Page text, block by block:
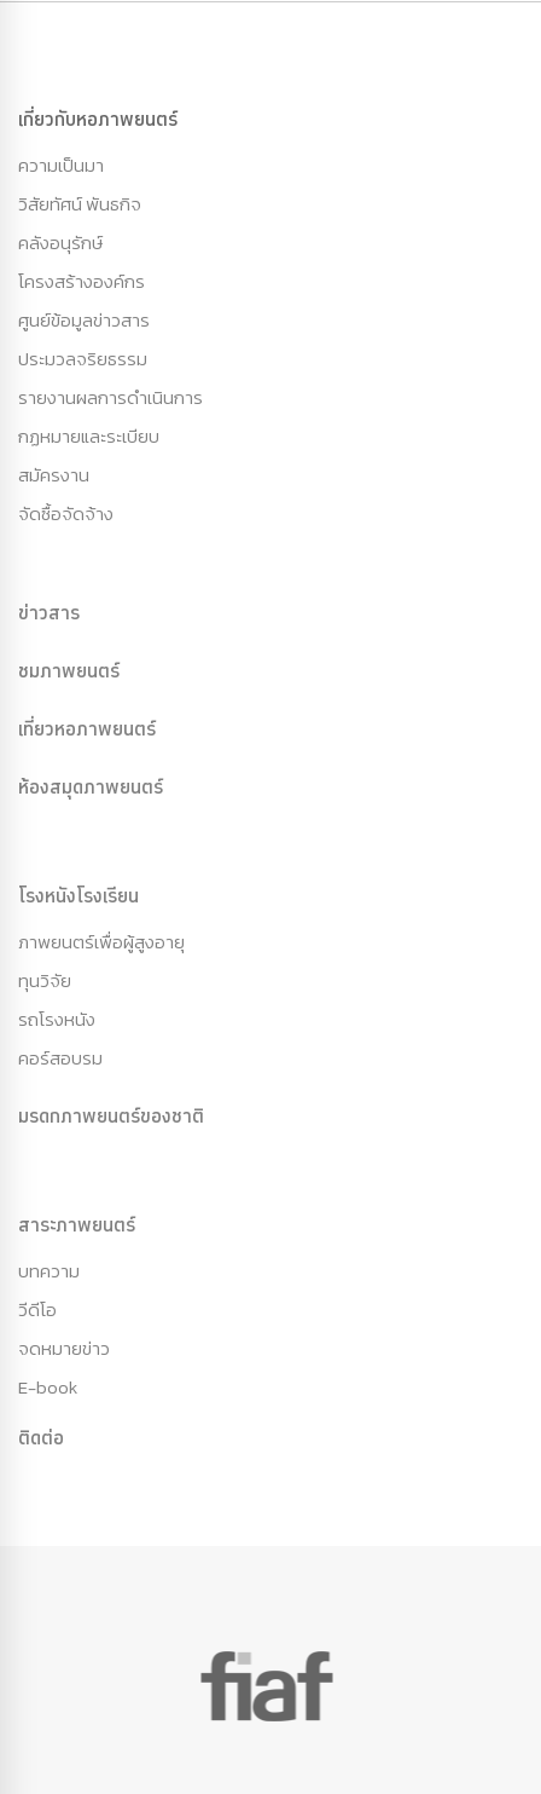
เกี่ยวกับหอภาพยนตร์
ความเป็นมา
วิสัยทัศน์ พันธกิจ
คลังอนุรักษ์
โครงสร้างองค์กร
ศูนย์ข้อมูลข่าวสาร
ประมวลจริยธรรม
รายงานผลการดำเนินการ
กฏหมายและระเบียบ
สมัครงาน
จัดซื้อจัดจ้าง
ข่าวสาร
ชมภาพยนตร์
เที่ยวหอภาพยนตร์
ห้องสมุดภาพยนตร์
โรงหนังโรงเรียน
ภาพยนตร์เพื่อผู้สูงอายุ
ทุนวิจัย
รถโรงหนัง
คอร์สอบรม
มรดกภาพยนตร์ของชาติ
สาระภาพยนตร์
บทความ
วีดีโอ
จดหมายข่าว
E-book
ติดต่อ